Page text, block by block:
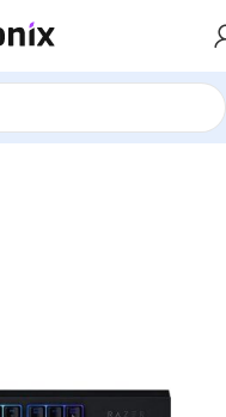
Mechanical